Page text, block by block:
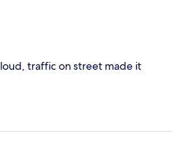
traffic on street made it